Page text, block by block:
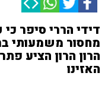
דידי הררי סיפר
מחסור משמעותי
הרון הרון הציע
האזינו